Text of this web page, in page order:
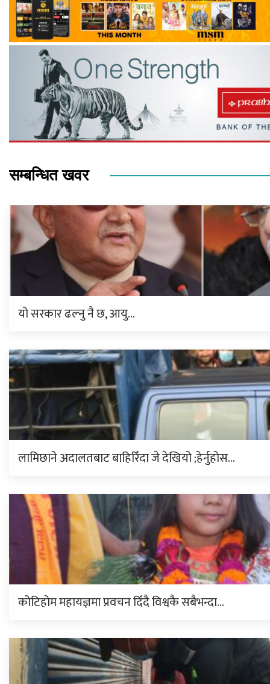
सम्बन्धित खवर
यो सरकार ढल्नु नै छ, आयु…
लामिछाने अदालतबाट बाहिरिँदा जे देखियो ;हेर्नुहोस…
कोटिहोम महायज्ञमा प्रवचन दिँदै विश्वकै सबैभन्दा…